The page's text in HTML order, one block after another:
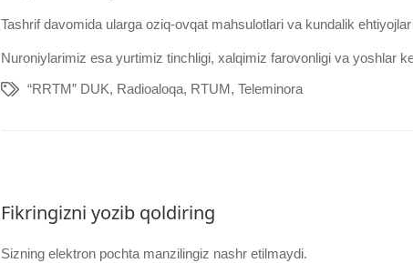
Tashrif davomida ularga oziq-ovqat mahsulotlari va kundalik
Nuroniylarimiz esa yurtimiz tinchligi, xalqimiz farovonligi va yoshlar
“RRTM” DUK, Radioaloqa, RTUM ,Teleminora
Fikringizni yozib qoldiring
Sizning elektron pochta manzilingiz nashr etilmaydi.